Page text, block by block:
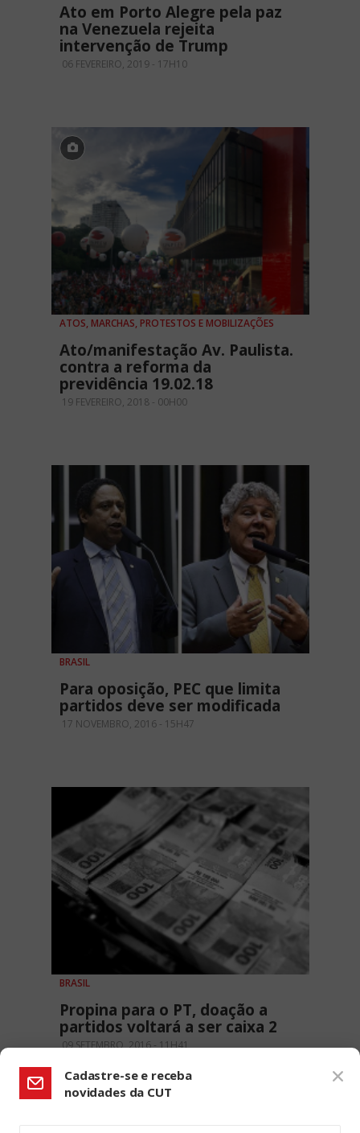
Ato em Porto Alegre pela paz
na Venezuela rejeita
intervenção de Trump
06 FEVEREIRO, 2019 - 17H10
ATOS, MARCHAS, PROTESTOS E MOBILIZAÇÕES
Ato/manifestação Av. Paulista.
contra a reforma da
previdência 19.02.18
19 FEVEREIRO, 2018 - 00H00
BRASIL
Para oposição, PEC que limita
partidos deve ser modificada
17 NOVEMBRO, 2016 - 15H47
BRASIL
Propina para o PT, doação a
partidos voltará a ser caixa 2
09 SETEMBRO, 2016 - 11H41
Cadastre-se e receba
novidades da CUT